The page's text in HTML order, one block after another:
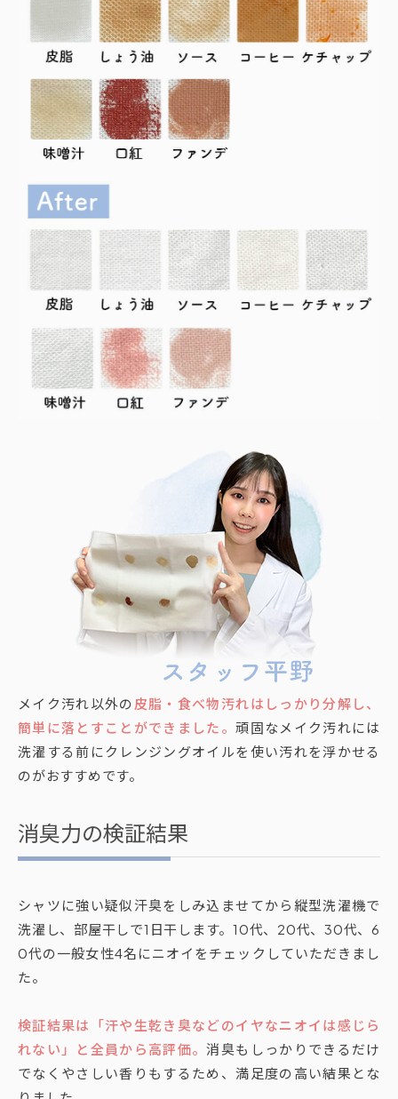
メイク汚れ以外の 皮脂・食べ物汚れはしっかり分解し、
簡単に落とすことができました。頑固なメイク汚れには
洗濯する前にクレンジングオイルを使い汚れを浮かせる
のがおすすめです。
消臭力の検証結果
シャツに強い疑似汗臭をしみ込ませてから縦型洗濯機で
洗濯し、部屋干しで1日干します。10代、20代、30代、6
0代の一般女性4名にニオイをチェックしていただきまし
た。
検証結果は「汗や生乾き臭などのイヤなニオイは感じら
れない」と全員から高評価。消臭もしっかりできるだけ
でなくやさしい香りもするため、満足度の高い結果とな